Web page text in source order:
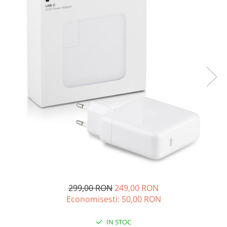
A2251 (Retina 13” 2020)
A2992 (M3 14” 2023)
Tastatura MacBook299,00 RON249,00 RON
Economisesti: 50,00 RON
IN STOC